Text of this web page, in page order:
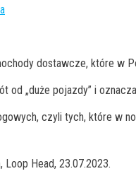
dostawcze, które w
od „duże pojazdy” i
czyli tych, które w
Loop Head, 23.07.2023.